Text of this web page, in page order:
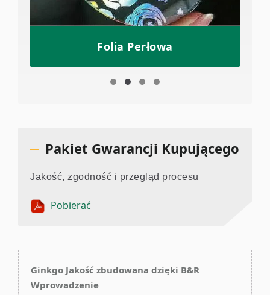
Folia Perłowa
Pakiet Gwarancji Kupującego
Jakość, zgodność i przegląd procesu
Pobierać
Ginkgo Jakość zbudowana dzięki B&R
Wprowadzenie